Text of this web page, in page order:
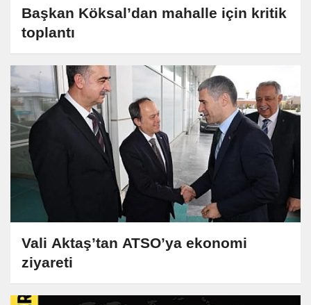
Başkan Köksal’dan mahalle için kritik
toplantı
Vali Aktaş’tan ATSO’ya ekonomi
ziyareti